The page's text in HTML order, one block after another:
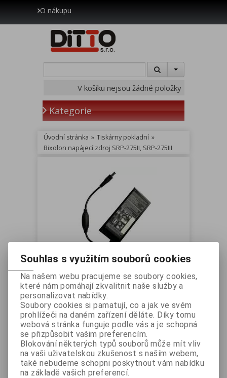
O nákupu
V košíku nejsou žádné položky
Kategorie
Úvodní stránka » Tiskárny pokladní »
Bixolon napájecí zdroj SRP-275II, SRP-275III
Bixolon napájecí zdroj SRP-
275II, SRP-275III
Vaše cena bez DPH: 828 Kč
Vaše cena s DPH: 1 002 Kč
ks
Přidat do košíku
Katalogové číslo:PWK402-00008A
Souhlas s využitím souborů cookies
Na našem webu pracujeme se soubory cookies,
které nám pomáhají zkvalitnit naše služby a
personalizovat nabídky.
Soubory cookies si pamatují, co a jak ve svém
prohlížeči na daném zařízení děláte. Díky tomu
webová stránka funguje podle vás a je schopná
se přizpůsobit vašim preferencím.
Blokování některých typů souborů může mít vliv
na vaši uživatelskou zkušenost s naším webem,
také nebudeme schopni poskytnout vám nabídku
na základě vašich preferencí.